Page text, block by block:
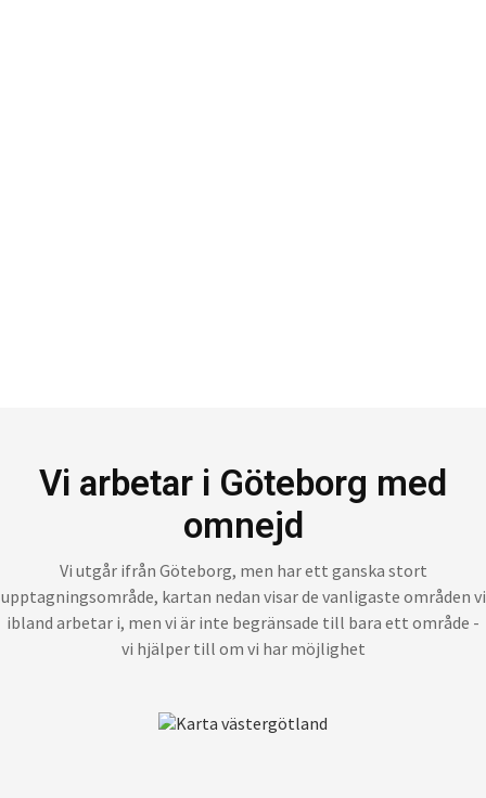
Vi arbetar i Göteborg med
omnejd
Vi utgår ifrån Göteborg, men har ett ganska stort
upptagningsområde, kartan nedan visar de vanligaste områden vi
ibland arbetar i, men vi är inte begränsade till bara ett område -
vi hjälper till om vi har möjlighet